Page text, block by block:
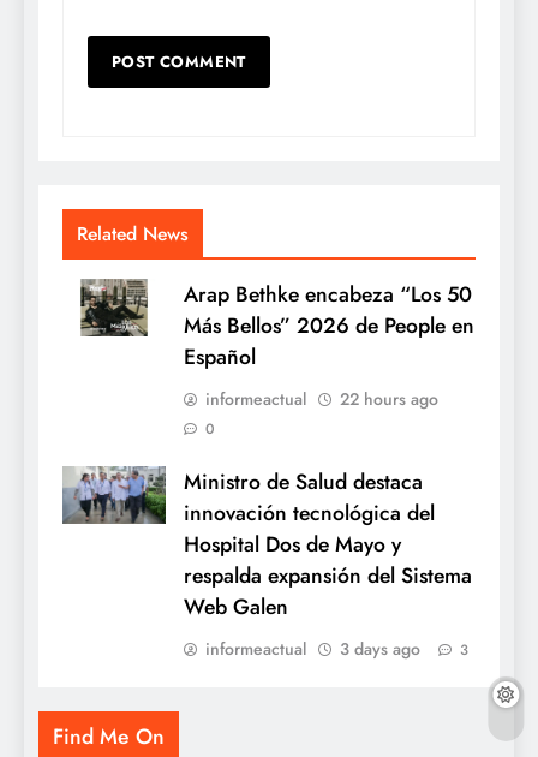
Related News
Arap Bethke encabeza “Los 50
Más Bellos” 2026 de People en
Español
informeactual 22 hours ago
0
Ministro de Salud destaca
innovación tecnológica del
Hospital Dos de Mayo y
respalda expansión del Sistema
Web Galen
informeactual 3 days ago 3
Find Me On